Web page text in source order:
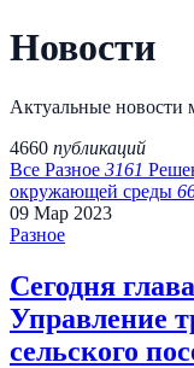
Новости
Актуальные новости
4660 публикаций
Все Разное 3161
окружающей среды
09 Мар 2023
Разное
Сегодня
Управление
сельского